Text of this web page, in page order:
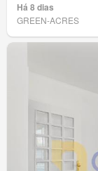
Há 8 dias
GREEN-ACRES